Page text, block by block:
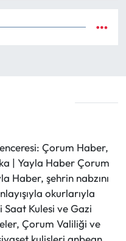
Çorum Haber,
| Yayla Haber Çorum
Haber, şehrin nabzını
okurlarıyla
Saat Kulesi ve Gazi
Çorum Valiliği ve